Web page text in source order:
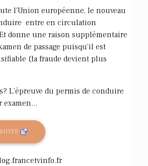
l'Union européenne, le nouveau
entre en circulation
donne une raison supplémentaire
de passage puisqu'il est
(la fraude devient plus
L'épreuve du permis de conduire
examen...